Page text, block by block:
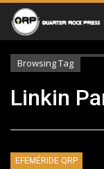
Browsing Tag
Linkin
EFEMÉRIDE QRP